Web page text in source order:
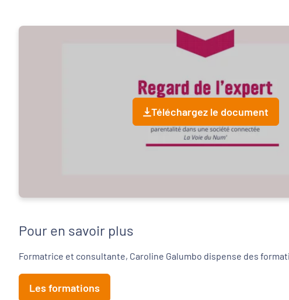
Téléchargez le document
Pour en savoir plus
Formatrice et consultante, Caroline Galumbo dispense des
Les formations